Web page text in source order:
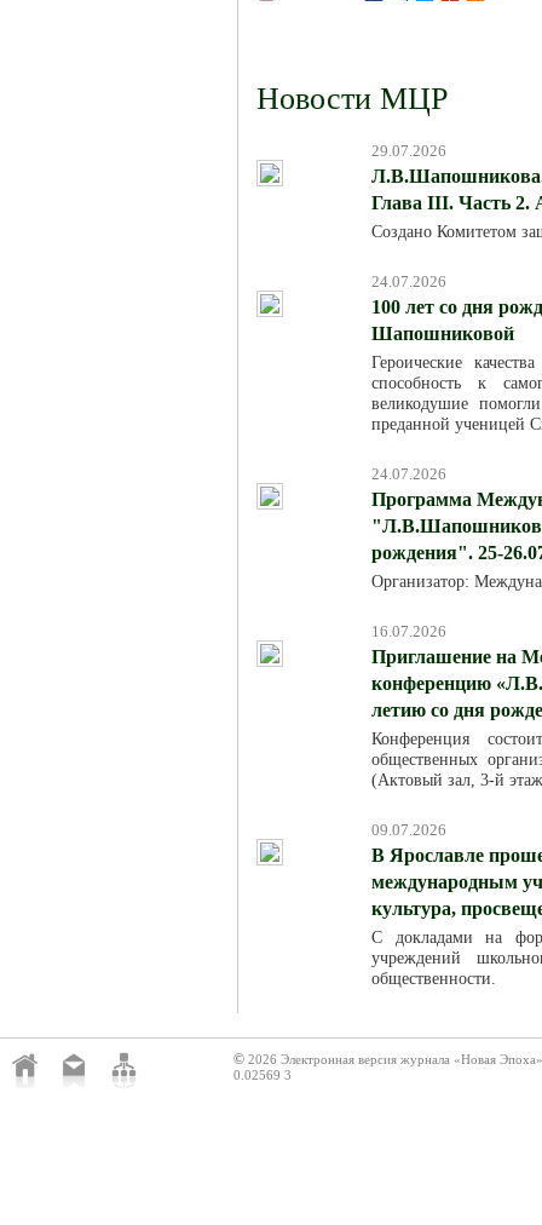
Новости МЦР
29.07.2026
Л.В.Шапошникова.
Глава III. Часть 2.
Создано Комитетом
24.07.2026
100 лет со дня
Шапошниковой
Героические
способность к
великодушие
преданной ученицей
24.07.2026
Программа
"Л.В.Шапошникова:
рождения". 25-
Организатор:
16.07.2026
Приглашение на
конференцию
летию со дня
Конференция
общественных
(Актовый зал, 3-й
09.07.2026
В Ярославле
международным
культура,
С докладами на
учреждений
общественности.
© 2026 Электронная версия журнала «Новая Эпоха»
0.02569 3